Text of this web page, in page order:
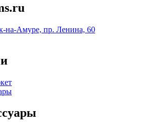
на-Амуре, пр. Ленина, 60